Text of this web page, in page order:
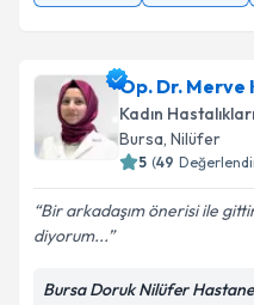
Op. Dr. Merve
Kadın
Bursa, Nilüfer
5 (49
Bir arkadaşım önerisi ile
diyorum...
Bursa Doruk Nilüfer